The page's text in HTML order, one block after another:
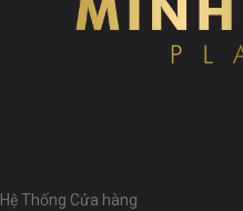
Hệ Thống Cửa hàng